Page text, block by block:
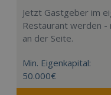
Jetzt Gastgeber im
Restaurant werden
an der Seite.
Min. Eigenkapital:
50.000€